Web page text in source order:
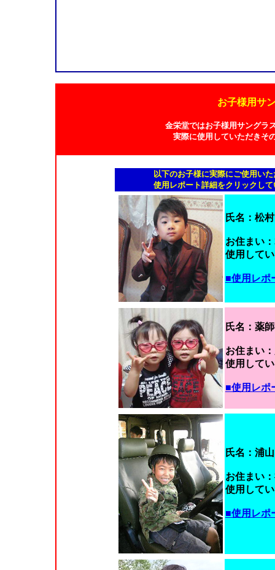
お子様用サ
金栄堂ではお子様用サングラ
実際に使用していただきそ
以下のお子様に実際にご使用い
使用レポート詳細をクリックし
氏名：松
お住まい
使用して
■使用レポ
氏名：薬
お住まい
使用して
■使用レポ
氏名：浦
お住まい
使用して
■使用レポ